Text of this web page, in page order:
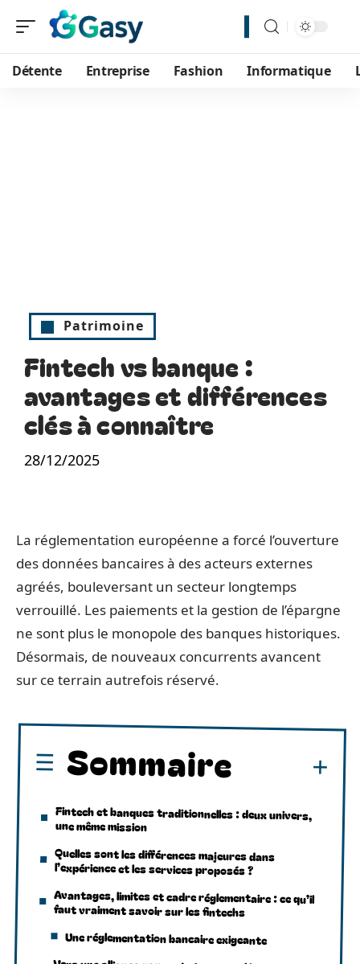
Détente Entreprise Fashion Informatique
Patrimoine
Fintech vs banque :
avantages et différences
clés à connaître
28/12/2025
La réglementation européenne a forcé l’ouverture
des données bancaires à des acteurs externes
agréés, bouleversant un secteur longtemps
verrouillé. Les paiements et la gestion de l’épargne
ne sont plus le monopole des banques historiques.
Désormais, de nouveaux concurrents avancent
sur ce terrain autrefois réservé.
Sommaire
Fintech et banques traditionnelles : deux univers,
une même mission
Quelles sont les différences majeures dans
l’expérience et les services proposés ?
Avantages, limites et cadre réglementaire : ce qu’il
faut vraiment savoir sur les fintechs
Une réglementation bancaire exigeante